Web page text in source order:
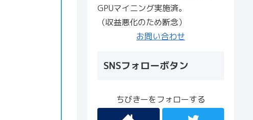
GPUマイニング実施済。
（収益悪化のため断念）
お問い合わせ
SNSフォローボタン
ちびきーをフォローする